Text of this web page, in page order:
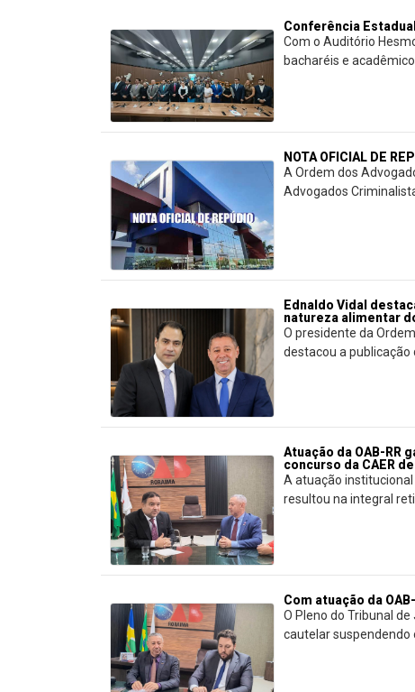
Conferência
Com o Auditório
bacharéis e
NOTA OFICIAL DE
A Ordem dos
Advogados
Ednaldo Vidal
natureza alimentar
O presidente da
destacou a publicação
Atuação da OAB-RR
concurso da CAER
A atuação institucional
resultou na integral
Com atuação da
O Pleno do Tribunal
cautelar suspendendo